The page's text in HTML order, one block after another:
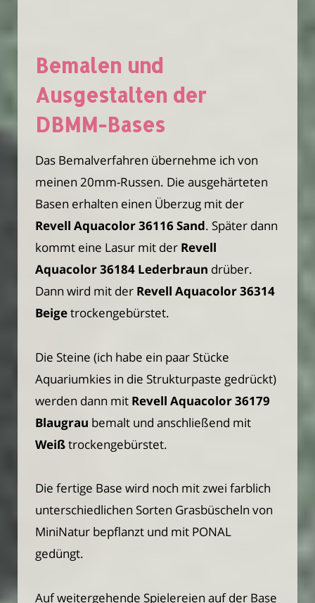
Bemalen und
Ausgestalten der
DBMM-Bases
Das Bemalverfahren übernehme ich von
meinen 20mm-Russen. Die ausgehärteten
Basen erhalten einen Überzug mit der
Revell Aquacolor 36116 Sand. Später dann
kommt eine Lasur mit der Revell
Aquacolor 36184 Lederbraun drüber.
Dann wird mit der Revell Aquacolor 36314
Beigetrockengebürstet.
Die Steine (ich habe ein paar Stücke
Aquariumkies in die Strukturpaste gedrückt)
werden dann mit Revell Aquacolor 36179
Blaugrau bemalt und anschließend mit
Weißtrockengebürstet.
Die fertige Base wird noch mit zwei farblich
unterschiedlichen Sorten Grasbüscheln von
MiniNatur bepflanzt und mit PONAL
gedüngt.
Auf weitergehende Spielereien auf der Base